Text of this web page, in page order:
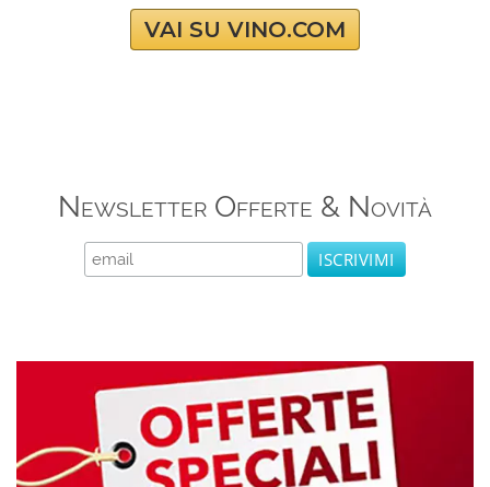
VAI SU VINO.COM
Newsletter Offerte & Novità